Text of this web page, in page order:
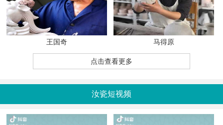
王国奇 马得原
点击查看更多
汝瓷短视频